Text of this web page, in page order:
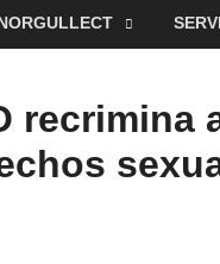
recrimina